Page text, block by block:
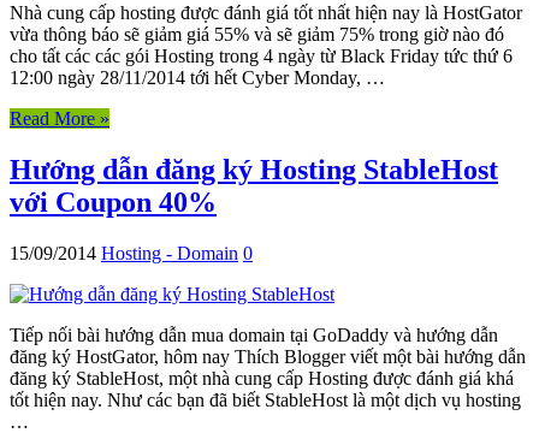
Nhà cung cấp hosting được đánh giá tốt nhất hiện nay là HostGator
vừa thông báo sẽ giảm giá 55% và sẽ giảm 75% trong giờ nào đó
cho tất các các gói Hosting trong 4 ngày từ Black Friday tức thứ 6
12:00 ngày 28/11/2014 tới hết Cyber Monday, …
Read More »
Hướng dẫn đăng ký Hosting StableHost
với Coupon 40%
15/09/2014 Hosting - Domain 0
Tiếp nối bài hướng dẫn mua domain tại GoDaddy và hướng dẫn
đăng ký HostGator, hôm nay Thích Blogger viết một bài hướng dẫn
đăng ký StableHost, một nhà cung cấp Hosting được đánh giá khá
tốt hiện nay. Như các bạn đã biết StableHost là một dịch vụ hosting
…